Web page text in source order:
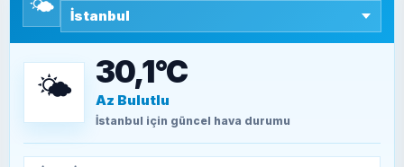
SEYFULLAH ÇİÇEK
TEOMAN ALPASLAN
Kütahya-Eskişehir Muharebeleri (10-24
🌤️
🌤️ 30,1°C
Az Bulutlu
İstanbul için güncel hava durumu